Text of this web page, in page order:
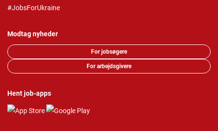
#JobsForUkraine
Modtag nyheder
For jobsøgere
For arbejdsgivere
Hent job-apps